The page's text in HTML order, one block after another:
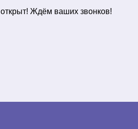
Ждём ваших звонков!